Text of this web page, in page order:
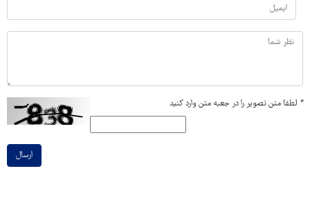
* لطفا متن تصویر را در جعبه متن وارد کنید
ارسال